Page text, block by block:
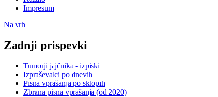
Impresum
Na vrh
Zadnji prispevki
Tumorji jajčnika - izpiski
Izpraševalci po dnevih
Pisna vprašanja po sklopih
Zbrana pisna vprašanja (od 2020)